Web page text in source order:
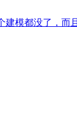
模都没了，而